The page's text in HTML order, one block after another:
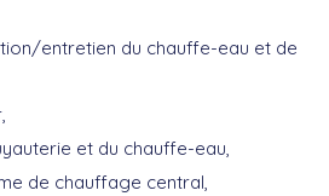
entretien du chauffe-eau et de
et du chauffe-eau,
de chauffage central,